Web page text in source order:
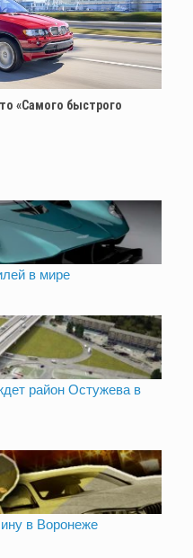
«Самого быстрого
в мире
район Остужева в
в Воронеже